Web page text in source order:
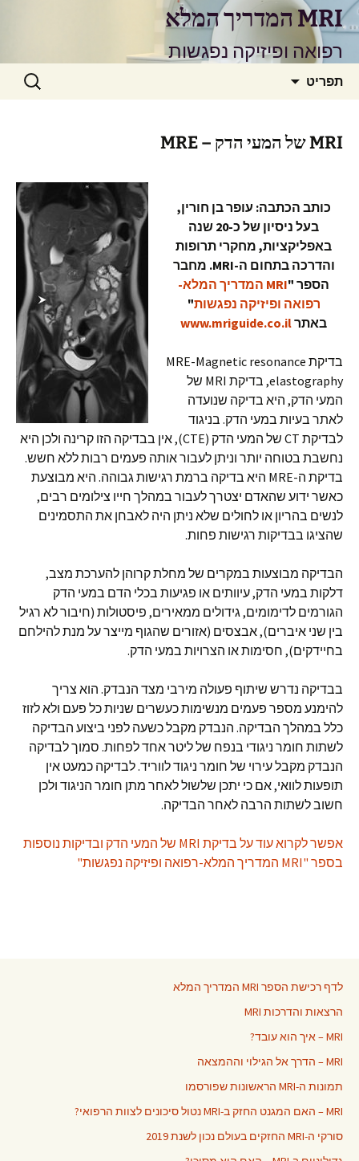
לדלג
לתוכןMRI המדריך המלא
רפואה ופיזיקה נפגשות
תפריט חיפוש:
MRI של המעי הדק – MRE
כותב הכתבה: עופר בן חורין,
בעל ניסיון של כ-20 שנה
באפליקציות, מחקרי תרופות
והדרכה בתחום ה-MRI. מחבר
הספר "
MRI המדריך המלא-
רפואה ופיזיקה נפגשות"
באתרwww.mriguide.co.il
בדיקת MRE-Magnetic resonance
elastography, בדיקת MRI של
המעי הדק, היא בדיקה שנועדה
לאתר בעיות במעי הדק. בניגוד
לבדיקת CT של המעי הדק (CTE), אין בבדיקה הזו קרינה ולכן היא
נחשבת בטוחה יותר וניתן לעבור אותה פעמים רבות ללא חשש.
בדיקת ה-MRE היא בדיקה ברמת רגישות גבוהה. היא מבוצעת
כאשר ידוע שהאדם יצטרך לעבור במהלך חייו צילומים רבים,
לנשים בהריון או לחולים שלא ניתן היה לאבחן את התסמינים
שהציגו בבדיקות רגישות פחות.
הבדיקה מבוצעות במקרים של מחלת קרוהן להערכת מצב,
דלקות במעי הדק, עיוותים או פגיעות בכלי הדם במעי הדק
הגורמים לדימומים, גידולים ממאירים, פיסטולות (חיבור לא רגיל
בין שני איברים), אבצסים (אזורים שהגוף מייצר על מנת להילחם
בחיידקים), חסימות או הצרויות במעי הדק.
בבדיקה נדרש שיתוף פעולה מירבי מצד הנבדק. הוא צריך
להימנע מספר פעמים מנשימות כעשרים שניות כל פעם ולא לזוז
כלל במהלך הבדיקה. הנבדק מקבל כשעה לפני ביצוע הבדיקה
לשתות חומר ניגודי בנפח של ליטר אחד לפחות. סמוך לבדיקה
הנבדק מקבל עירוי של חומר ניגוד לווריד. לבדיקה כמעט אין
תופעות לוואי, אם כי יתכן שלשול לאחר מתן חומר הניגוד ולכן
חשוב לשתות הרבה לאחר הבדיקה.
אפשר לקרוא עוד על בדיקת MRI של המעי הדק ובדיקות נוספות
בספר "MRI המדריך המלא-רפואה ופיזיקה נפגשות"
לדף רכישת הספר MRI המדריך המלא
הרצאות והדרכות MRI
MRI – איך הוא עובד?
MRI – הדרך אל הגילוי וההמצאה
תמונות ה-MRI הראשונות שפורסמו
MRI – האם המגנט החזק ב-MRI נטול סיכונים לצוות הרפואי?
סורקי ה-MRI החזקים בעולם נכון לשנת 2019